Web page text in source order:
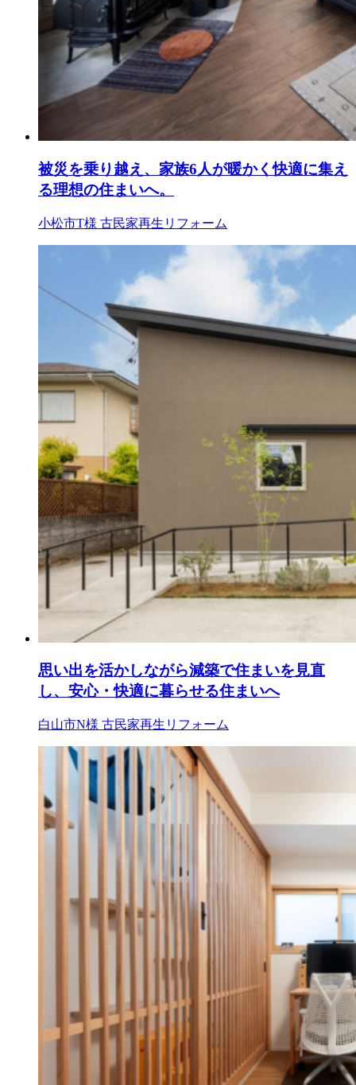
被災を乗り越え、家族6人が暖かく快適に集え
る理想の住まいへ。
小松市T様 古民家再生リフォーム
思い出を活かしながら減築で住まいを見直
し、安心・快適に暮らせる住まいへ
白山市N様 古民家再生リフォーム